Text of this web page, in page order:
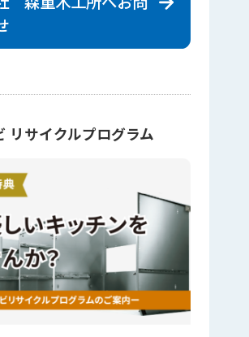
リサイクルプログラム